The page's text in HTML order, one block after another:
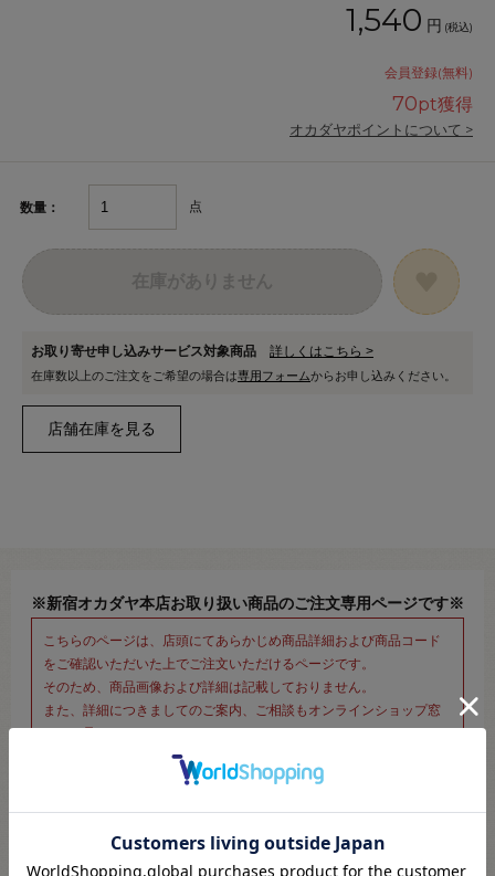
1,540 円 (税込)
会員登録(無料)
70pt獲得
オカダヤポイントについて >
数量： 点
お取り寄せ申し込みサービス対象商品 詳しくはこちら >
在庫数以上のご注文をご希望の場合は専用フォームからお申し込みください。
※新宿オカダヤ本店お取り扱い商品のご注文専用ページです※
こちらのページは、店頭にてあらかじめ商品詳細および商品コード
をご確認いただいた上でご注文いただけるページです。
そのため、商品画像および詳細は記載しておりません。
また、詳細につきましてのご案内、ご相談もオンラインショップ窓
併せて下記のご説明事項につきましてもご確認、ご了承の上、ご注
文いただきますようお願いいたします。
●ご注文について